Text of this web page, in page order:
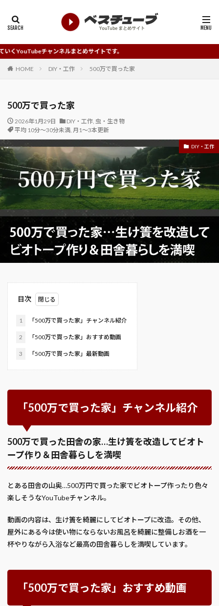
ンネルまとめサイトです。
HOME DIY・工作 500万で買った家
500万で買った家
2026年1月29日 DIY・工作, 虫・生き物
平均 10分～30分未満, 月1～3本更新
DIY・工作
目次
1 「500万で買った家」チャンネル紹介
2 「500万で買った家」おすすめ動画
3 「500万で買った家」最新動画
「500万で買った家」チャンネル紹介
500万で買った田舎の家…生け簀を改造してビオト
ープ作り＆田舎暮らしを満喫
とある田舎の山奥…500万円で買った家でビオトープ作ったり色々
楽しそうなYouTubeチャンネル。
動画の内容は、生け簀を綺麗にしてビオトープに改造。その他、
屋外にある今は使い物にならないお風呂を綺麗に整備しお酒を一
杯やりながら入浴など最高の田舎暮らしを満喫しています。
「500万で買った家」おすすめ動画